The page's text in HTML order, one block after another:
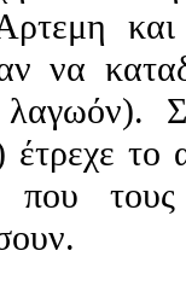
και
να
έτρεχε
που